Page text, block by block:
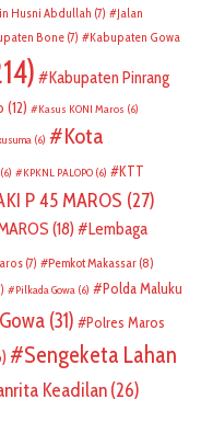
Husni Abdullah (7)
Jalan
Bone (7) Kabupaten Gowa
Kabupaten Pinrang
(12) Kasus KONI Maros (6)
(6)
Kota
(6) KPKNL PALOPO (6)
KTT
P 45 MAROS (27)
(18)
Lembaga
(7) Pemkot Makassar (8)
Pilkada Gowa (6)
Polda Maluku
(31)
Polres Maros
Sengeketa Lahan
Keadilan(26)